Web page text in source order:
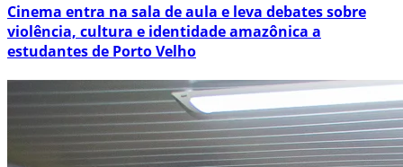
Cinema entra na sala de aula e leva debates sobre
violência, cultura e identidade amazônica a
estudantes de Porto Velho